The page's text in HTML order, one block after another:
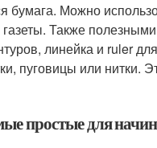
Можно
Также
линейка и ruler
пуговицы или нитки.
простые для